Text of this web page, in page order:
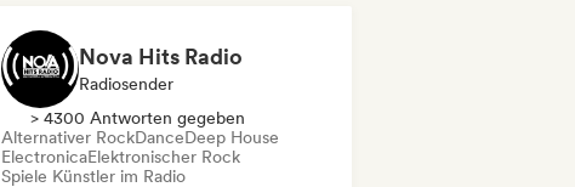
Nova Hits Radio
Radiosender
> 4300 Antworten gegeben
Alternativer RockDanceDeep House
ElectronicaElektronischer Rock
Spiele Künstler im Radio